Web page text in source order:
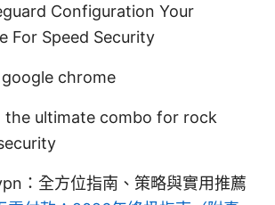
Configuration Your
For Speed Security
chrome
the ultimate combo for rock
：全方位指南、策略與實用推薦